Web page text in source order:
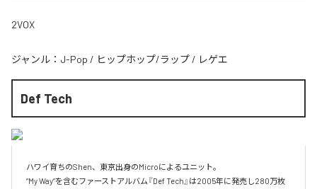
2VOX
ジャンル： J-Pop / ヒップホップ/ラップ / レゲエ
Def Tech
ハワイ育ちのShen、東京出身のMicroによるユニット。
“My Way”を含むファーストアルバム『Def Tech』は2005年に発売し280万枚